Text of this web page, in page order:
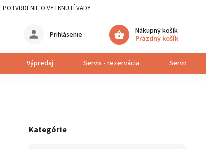
POTVRDENIE O VYTKNUTÍ VADY
Nákupný košík
Prázdny košík
Prihlásenie
Výpredaj Servis - rezervácia Servis
Kategórie